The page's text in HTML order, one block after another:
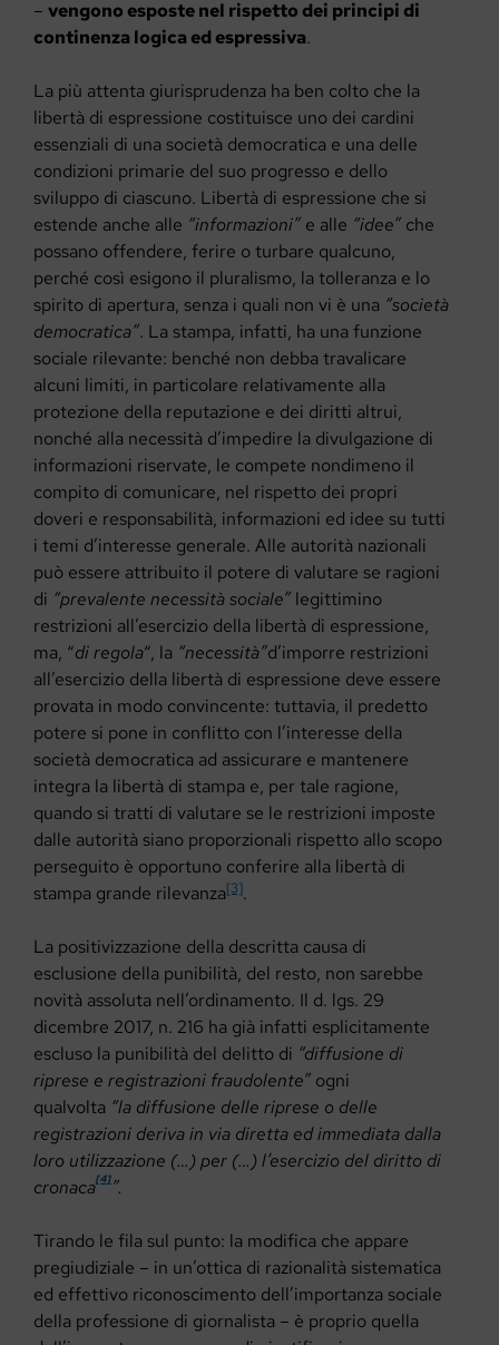
– vengono esposte nel rispetto dei principi di
continenza logica ed espressiva.
La più attenta giurisprudenza ha ben colto che la
libertà di espressione costituisce uno dei cardini
essenziali di una società democratica e una delle
condizioni primarie del suo progresso e dello
sviluppo di ciascuno. Libertà di espressione che si
estende anche alle “informazioni” e alle “idee” che
possano offendere, ferire o turbare qualcuno,
perché così esigono il pluralismo, la tolleranza e lo
spirito di apertura, senza i quali non vi è una “società
democratica”. La stampa, infatti, ha una funzione
sociale rilevante: benché non debba travalicare
alcuni limiti, in particolare relativamente alla
protezione della reputazione e dei diritti altrui,
nonché alla necessità d’impedire la divulgazione di
informazioni riservate, le compete nondimeno il
compito di comunicare, nel rispetto dei propri
doveri e responsabilità, informazioni ed idee su tutti
i temi d’interesse generale. Alle autorità nazionali
può essere attribuito il potere di valutare se ragioni
di “prevalente necessità sociale” legittimino
restrizioni all’esercizio della libertà di espressione,
ma, “di regola“, la “necessità”d’imporre restrizioni
all’esercizio della libertà di espressione deve essere
provata in modo convincente: tuttavia, il predetto
potere si pone in conflitto con l’interesse della
società democratica ad assicurare e mantenere
integra la libertà di stampa e, per tale ragione,
quando si tratti di valutare se le restrizioni imposte
dalle autorità siano proporzionali rispetto allo scopo
perseguito è opportuno conferire alla libertà di
stampa grande rilevanza[3].
La positivizzazione della descritta causa di
esclusione della punibilità, del resto, non sarebbe
novità assoluta nell’ordinamento. Il d. lgs. 29
dicembre 2017, n. 216 ha già infatti esplicitamente
escluso la punibilità del delitto di “diffusione di
riprese e registrazioni fraudolente” ogni
qualvolta “la diffusione delle riprese o delle
registrazioni deriva in via diretta ed immediata dalla
loro utilizzazione (…) per (…) l’esercizio del diritto di
cronaca[4]”.
Tirando le fila sul punto: la modifica che appare
pregiudiziale – in un’ottica di razionalità sistematica
ed effettivo riconoscimento dell’importanza sociale
della professione di giornalista – è proprio quella